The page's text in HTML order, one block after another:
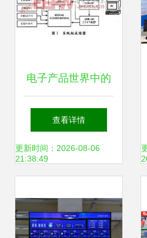
电子产品世界中的
数据采集 从传感到
智能分析的演进之
查看详情
更新时间：2026-08-06
21:38:49